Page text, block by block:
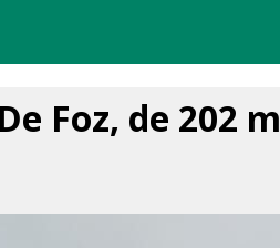
Foz, de 202 m